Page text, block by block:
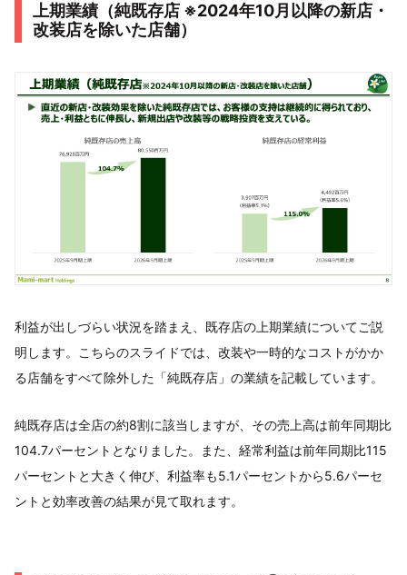
上期業績（純既存店 ※2024年10月以降の新店・
改装店を除いた店舗）
利益が出しづらい状況を踏まえ、既存店の上期業績についてご説
明します。こちらのスライドでは、改装や一時的なコストがかか
る店舗をすべて除外した「純既存店」の業績を記載しています。
純既存店は全店の約8割に該当しますが、その売上高は前年同期比
104.7パーセントとなりました。また、経常利益は前年同期比115
パーセントと大きく伸び、利益率も5.1パーセントから5.6パーセ
ントと効率改善の結果が見て取れます。